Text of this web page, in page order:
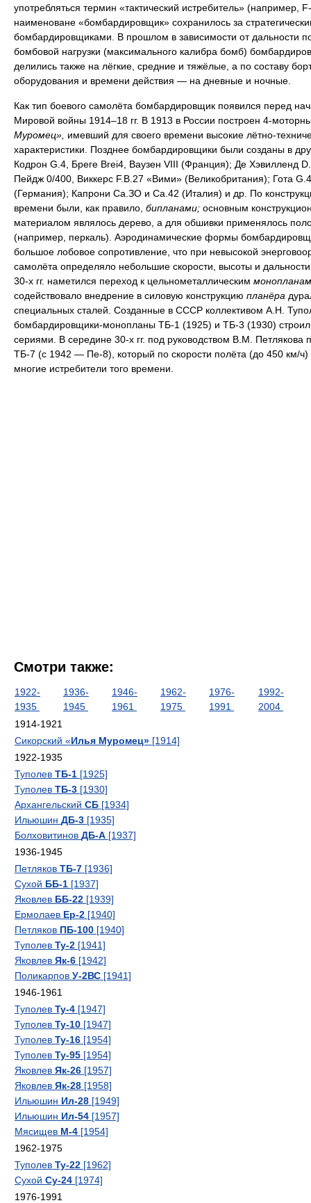
употребляться термин «тактический истребитель» (например,
наименоване «бомбардировщик» сохранилось за
бомбардировщиками. В прошлом в зависимости от дальности
бомбовой нагрузки (максимального калибра бомб)
делились также на лёгкие, средние и тяжёлые, а по составу
оборудования и времени действия — на дневные и ночные.
Как тип боевого самолёта бомбардировщик появился перед
Мировой войны 1914–18 гг. В 1913 в России построен 4-
Муромец», имевший для своего времени высокие лётно-
характеристики. Позднее бомбардировщики были созданы в
Кодрон G.4, Бреге Brei4, Ваузен VIII (Франция); Де Хэвилленд
Пейдж 0/400, Виккерс F.B.27 «Вими» (Великобритания); Гота
(Германия); Капрони Са.ЗО и Са.42 (Италия) и др. По
времени были, как правило, бипланами; основным
материалом являлось дерево, а для обшивки применялось
(например, перкаль). Аэродинамические формы
большое лобовое сопротивление, что при невысокой
самолёта определяло небольшие скорости, высоты и
30-х гг. наметился переход к цельнометаллическим
содействовало внедрение в силовую конструкцию планёра
специальных сталей. Созданные в СССР коллективом А.Н.
бомбардировщики-монопланы ТБ-1 (1925) и ТБ-3 (1930)
сериями. В середине 30-х гг. под руководством В.М. Петлякова
ТБ-7 (с 1942 — Пе-8), который по скорости полёта (до 450 км/ч)
многие истребители того времени.
Смотри также:
1922-
1935
1936-
1945
1946-
1961
1962-
1975
1976-
1991
1992-
2004
1914-1921
Сикорский «Илья Муромец» [1914]
1922-1935
Туполев ТБ-1 [1925]
Туполев ТБ-3 [1930]
Архангельский СБ [1934]
Ильюшин ДБ-3 [1935]
Болховитинов ДБ-А [1937]
1936-1945
Петляков ТБ-7 [1936]
Сухой ББ-1 [1937]
Яковлев ББ-22 [1939]
Ермолаев Ер-2 [1940]
Петляков ПБ-100 [1940]
Туполев Ту-2 [1941]
Яковлев Як-6 [1942]
Поликарпов У-2ВС [1941]
1946-1961
Туполев Ту-4 [1947]
Туполев Ту-10 [1947]
Туполев Ту-16 [1954]
Туполев Ту-95 [1954]
Яковлев Як-26 [1957]
Яковлев Як-28 [1958]
Ильюшин Ил-28 [1949]
Ильюшин Ил-54 [1957]
Мясищев М-4 [1954]
1962-1975
Туполев Ту-22 [1962]
Сухой Су-24 [1974]
1976-1991